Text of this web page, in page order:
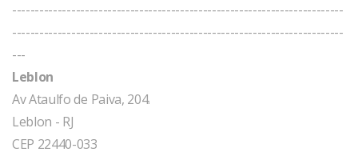
-------------------------------------------------------------------------
-------------------------------------------------------------------------
---
Leblon
Av Ataulfo de Paiva, 204.
Leblon - RJ
CEP 22440-033